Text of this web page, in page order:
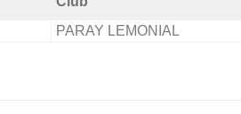
PARAY LEMONIAL